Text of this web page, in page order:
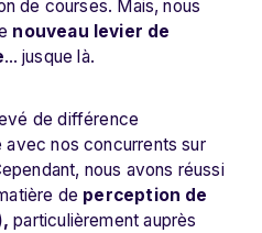
de courses. Mais, nous
nouveau levier de
… jusque là.
de différence
avec nos concurrents sur
nous avons réussi
de perception de
particulièrement auprès